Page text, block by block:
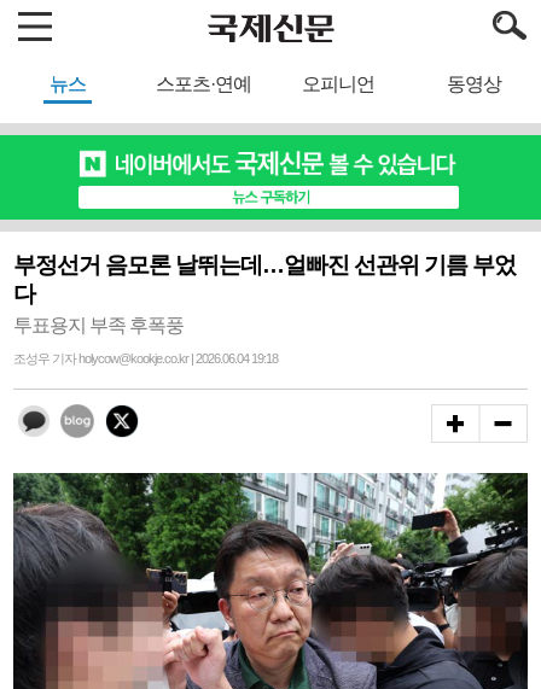
뉴스 스포츠·연예 오피니언 동영상
부정선거 음모론 날뛰는데…얼빠진 선관위 기름 부었
다
투표용지 부족 후폭풍
조성우 기자 holycow@kookje.co.kr | 2026.06.04 19:18